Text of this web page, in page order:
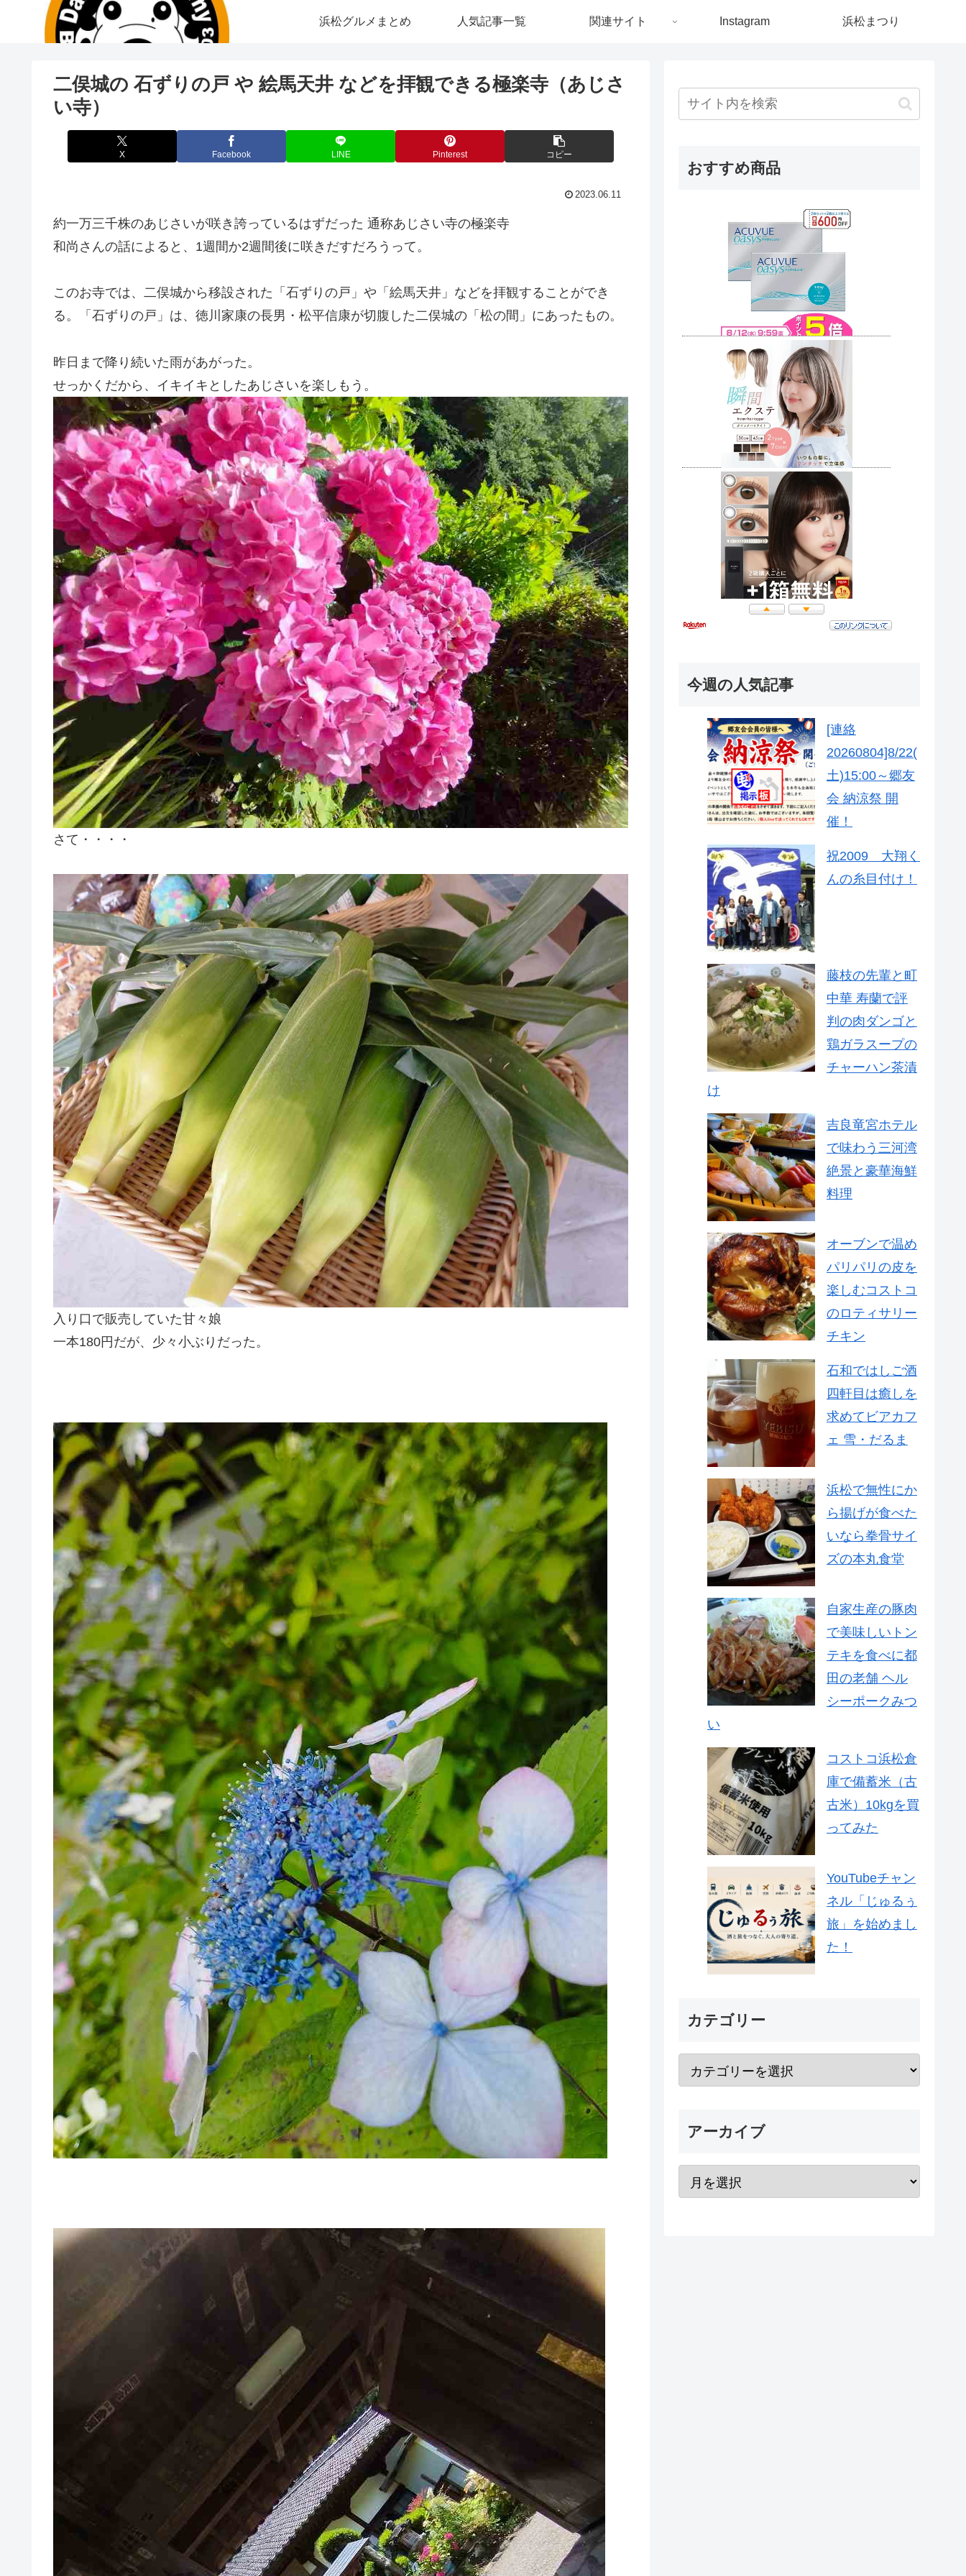
浜松グルメまとめ 人気記事一覧 関連サイト Instagram 浜松まつり
二俣城の 石ずりの戸 や 絵馬天井 などを拝観できる極楽寺（あじさ
い寺）
X Facebook LINE Pinterest コピー
2023.06.11
約一万三千株のあじさいが咲き誇っているはずだった 通称あじさい寺の極楽寺
和尚さんの話によると、1週間か2週間後に咲きだすだろうって。
このお寺では、二俣城から移設された「石ずりの戸」や「絵馬天井」などを拝観することができ
る。「石ずりの戸」は、徳川家康の長男・松平信康が切腹した二俣城の「松の間」にあったもの。
昨日まで降り続いた雨があがった。
せっかくだから、イキイキとしたあじさいを楽しもう。
さて・・・・
入り口で販売していた甘々娘
一本180円だが、少々小ぶりだった。
おすすめ商品
今週の人気記事
[連絡
20260804]8/22(
土)15:00～郷友
会 納涼祭 開
催！
祝2009 大翔く
んの糸目付け！
藤枝の先輩と町
中華 寿蘭で評
判の肉ダンゴと
鶏ガラスープの
チャーハン茶漬
け
吉良竜宮ホテル
で味わう三河湾
絶景と豪華海鮮
料理
オーブンで温め
パリパリの皮を
楽しむコストコ
のロティサリー
チキン
石和ではしご酒
四軒目は癒しを
求めてビアカフ
ェ 雪・だるま
浜松で無性にか
ら揚げが食べた
いなら拳骨サイ
ズの本丸食堂
自家生産の豚肉
で美味しいトン
テキを食べに都
田の老舗 ヘル
シーポークみつ
い
コストコ浜松倉
庫で備蓄米（古
古米）10kgを買
ってみた
YouTubeチャン
ネル「じゅるぅ
旅」を始めまし
た！
カテゴリー
アーカイブ